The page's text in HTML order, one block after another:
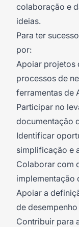
colaboração e
ideias.
Para ter
por:
Apoiar projetos
processos de
ferramentas de
Participar no
documentação
Identificar
simplificação e
Colaborar com
implementação
Apoiar a
de desempenho
Contribuir para